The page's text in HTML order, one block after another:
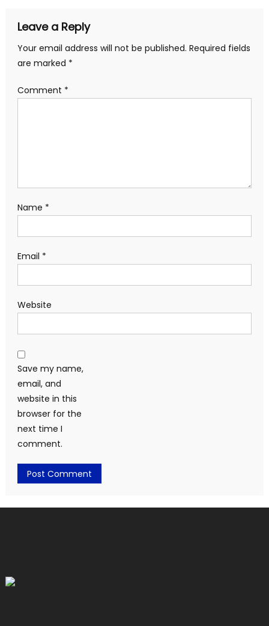
Leave a Reply
Your email address will not be published. Required fields
are marked *
Comment *
Name *
Email *
Website
Save my name,
email, and
website in this
browser for the
next time I
comment.